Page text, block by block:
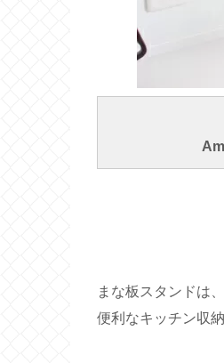
まな板スタンドは
便利なキッチン収